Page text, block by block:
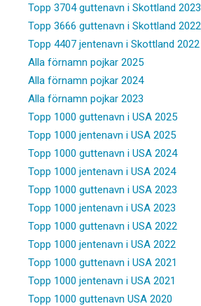
Topp 3704 guttenavn i Skottland 2023
Topp 3666 guttenavn i Skottland 2022
Topp 4407 jentenavn i Skottland 2022
Alla förnamn pojkar 2025
Alla förnamn pojkar 2024
Alla förnamn pojkar 2023
Topp 1000 guttenavn i USA 2025
Topp 1000 jentenavn i USA 2025
Topp 1000 guttenavn i USA 2024
Topp 1000 jentenavn i USA 2024
Topp 1000 guttenavn i USA 2023
Topp 1000 jentenavn i USA 2023
Topp 1000 guttenavn i USA 2022
Topp 1000 jentenavn i USA 2022
Topp 1000 guttenavn i USA 2021
Topp 1000 jentenavn i USA 2021
Topp 1000 guttenavn USA 2020